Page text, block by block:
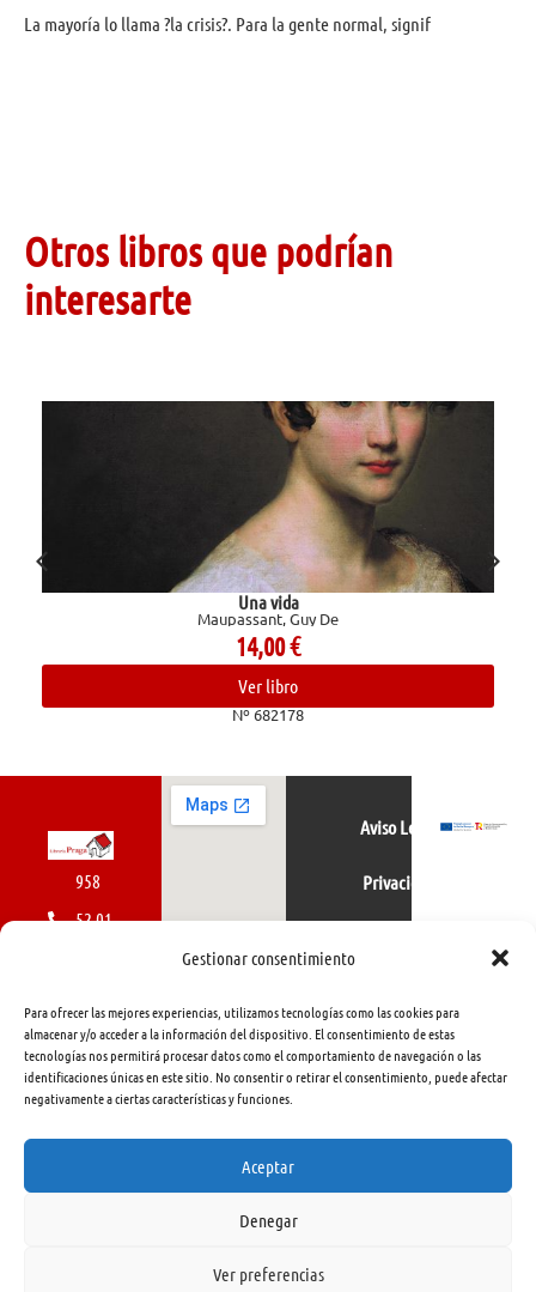
Gestionar consentimiento
Para ofrecer las mejores experiencias, utilizamos tecnologías como las cookies para
almacenar y/o acceder a la información del dispositivo. El consentimiento de estas
tecnologías nos permitirá procesar datos como el comportamiento de navegación o las
identificaciones únicas en este sitio. No consentir o retirar el consentimiento, puede afectar
negativamente a ciertas características y funciones.
Aceptar
Denegar
Ver preferencias
La mayoría lo llama ?la crisis?. Para la gente normal, signif
Otros libros que podrían
interesarte
Una vida
Maupassant, Guy De
14,00€
Ver libro
Nº 682178
958
52 01
462
415
info@libreriapraga.com
Gracia,
Aviso Legal
Privacidad